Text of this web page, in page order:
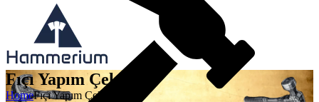
Fıçı Yapım Çekiçleri
HomeFıçı Yapım Çekiçleri